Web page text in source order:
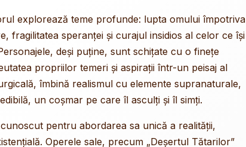
explorează teme profunde: lupta omului împotriva
fragilitatea speranței și curajul insidios al celor ce își
deși puține, sunt schițate cu o finețe
propriilor temeri și aspirații într-un peisaj al
îmbină realismul cu elemente supranaturale,
un coșmar pe care îl asculți și îl simți.
pentru abordarea sa unică a realității,
Operele sale, precum „Deșertul Tătarilor”